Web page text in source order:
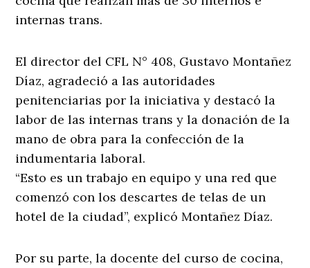
internas trans.
El director del CFL N° 408, Gustavo Montañez
Díaz, agradeció a las autoridades
penitenciarias por la iniciativa y destacó la
labor de las internas trans y la donación de la
mano de obra para la confección de la
indumentaria laboral.
“Esto es un trabajo en equipo y una red que
comenzó con los descartes de telas de un
hotel de la ciudad”, explicó Montañez Díaz.
Por su parte, la docente del curso de cocina,